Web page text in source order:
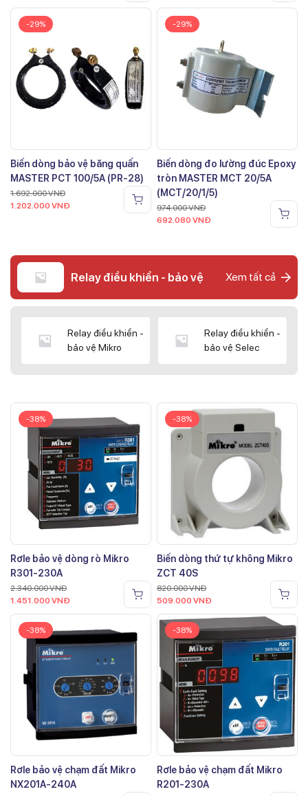
-29%
Biến dòng bảo vệ băng quấn
MASTER PCT 100/5A (PR-28)
1.692.000VNĐ
1.202.000 VNĐ
-29%
Biến dòng đo lường đúc Epoxy
tròn MASTER MCT 20/5A
(MCT/20/1/5)
974.000VNĐ
692.080 VNĐ
Relay điều khiển - bảo vệ Xem tất cả
Relay điều khiển -
bảo vệ Mikro
Relay điều khiển -
bảo vệ Selec
-38%
Rơle bảo vệ dòng rò Mikro
R301-230A
2.340.000VNĐ
1.451.000 VNĐ
-38%
Biến dòng thứ tự không Mikro
ZCT 40S
820.000VNĐ
509.000 VNĐ
-38%
Rơle bảo vệ chạm đất Mikro
NX201A-240A
-38%
Rơle bảo vệ chạm đất Mikro
R201-230A